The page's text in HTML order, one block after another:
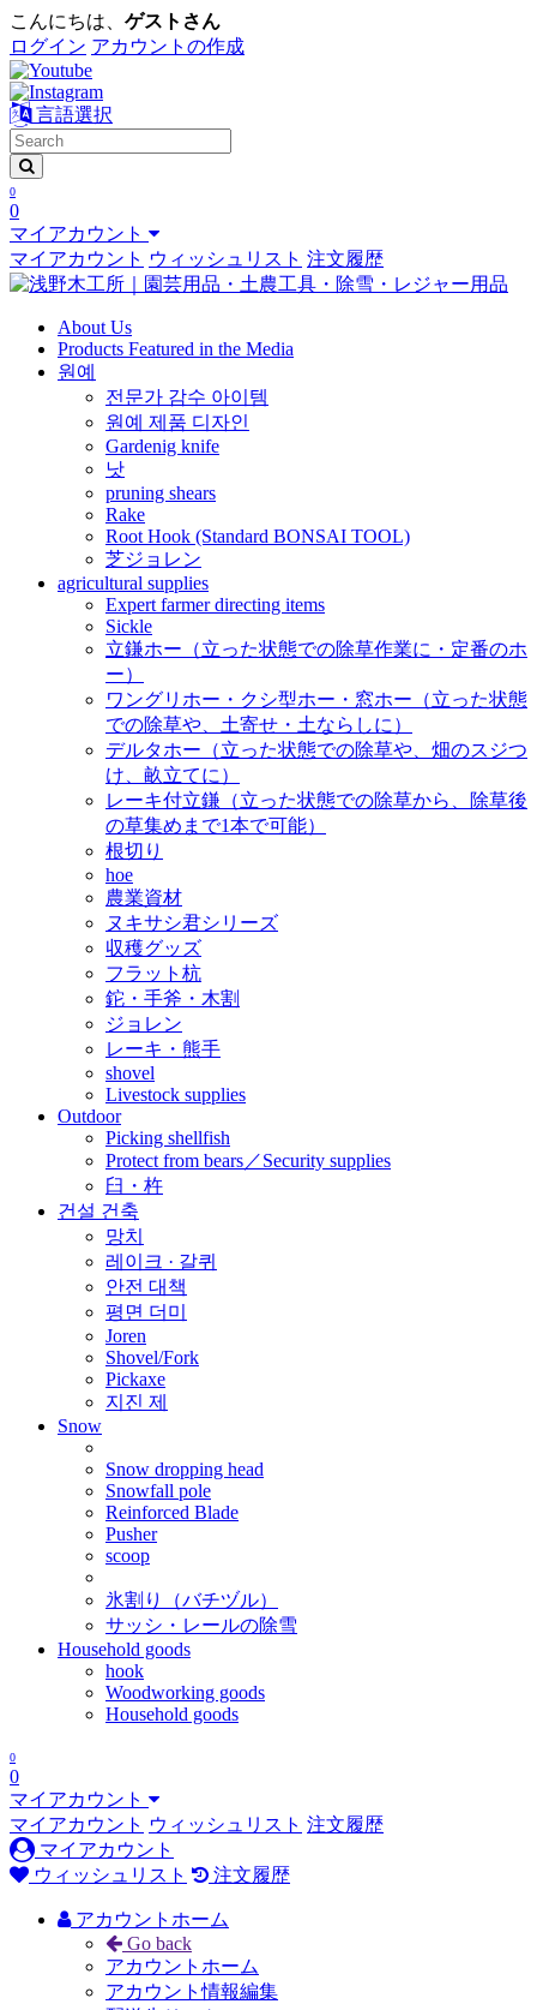
こんにちは、 ゲストさん
ログイン アカウントの作成
言語選択
0
0
マイアカウント
マイアカウント ウィッシュリスト 注文履歴
About Us
Products Featured in the Media
원예
전문가 감수 아이템
원예 제품 디자인
Gardenig knife
낫
pruning shears
Rake
Root Hook (Standard BONSAI TOOL)
芝ジョレン
agricultural supplies
Expert farmer directing items
Sickle
立鎌ホー（立った状態での除草作業に・定番のホ
ー）
ワングリホー・クシ型ホー・窓ホー（立った状態
での除草や、土寄せ・土ならしに）
デルタホー（立った状態での除草や、畑のスジつ
け、畝立てに）
レーキ付立鎌（立った状態での除草から、除草後
の草集めまで1本で可能）
根切り
hoe
農業資材
ヌキサシ君シリーズ
収穫グッズ
フラット杭
鉈・手斧・木割
ジョレン
レーキ・熊手
shovel
Livestock supplies
Outdoor
Picking shellfish
Protect from bears／Security supplies
臼・杵
건설 건축
망치
레이크 · 갈퀴
안전 대책
평면 더미
Joren
Shovel/Fork
Pickaxe
지진 제
Snow
Snow dropping head
Snowfall pole
Reinforced Blade
Pusher
scoop
氷割り（バチヅル）
サッシ・レールの除雪
Household goods
hook
Woodworking goods
Household goods
0
0
マイアカウント
マイアカウント ウィッシュリスト 注文履歴
マイアカウント
ウィッシュリスト
注文履歴
アカウントホーム
Go back
アカウントホーム
アカウント情報編集